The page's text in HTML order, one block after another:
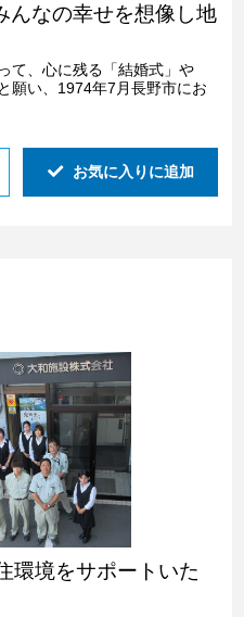
んなの幸せを想像し地
て、心に残る「結婚式」や
願い、1974年7月長野市にお
お気に入りに追加
環境をサポートいた